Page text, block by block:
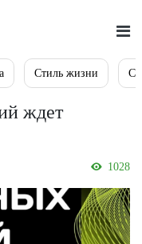
Стиль жизни
ждет
1028